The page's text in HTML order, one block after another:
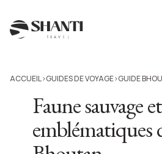
ACCUEIL>GUIDES DE VOYAGE>GUIDE
Faune sauvage
emblématiques